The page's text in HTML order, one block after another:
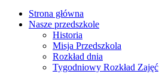
Strona główna
Nasze przedszkole
Historia
Misja Przedszkola
Rozkład dnia
Tygodniowy Rozkład Zajęć